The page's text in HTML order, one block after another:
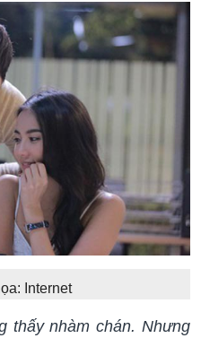
Internet
thấy nhàm chán. Nhưng